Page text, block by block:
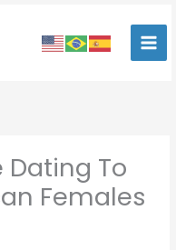
To
Females